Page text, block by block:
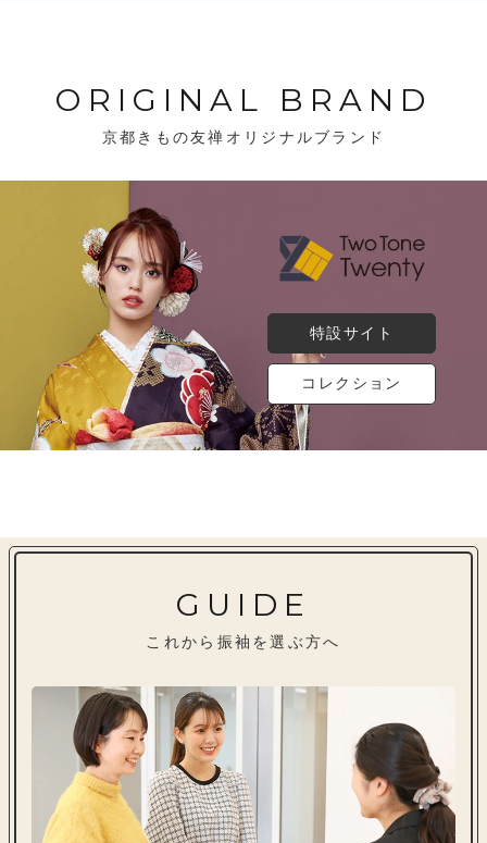
ORIGINAL BRAND
京都きもの友禅オリジナルブランド
特設サイト
コレクション
GUIDE
これから振袖を選ぶ方へ